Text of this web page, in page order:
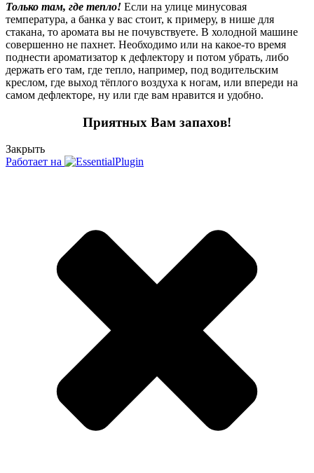
Только там, где тепло! Если на улице минусовая
температура, а банка у вас стоит, к примеру, в нише для
стакана, то аромата вы не почувствуете. В холодной машине
совершенно не пахнет. Необходимо или на какое-то время
поднести ароматизатор к дефлектору и потом убрать, либо
держать его там, где тепло, например, под водительским
креслом, где выход тёплого воздуха к ногам, или впереди на
самом дефлекторе, ну или где вам нравится и удобно.
Приятных Вам запахов!
Закрыть
Работает на